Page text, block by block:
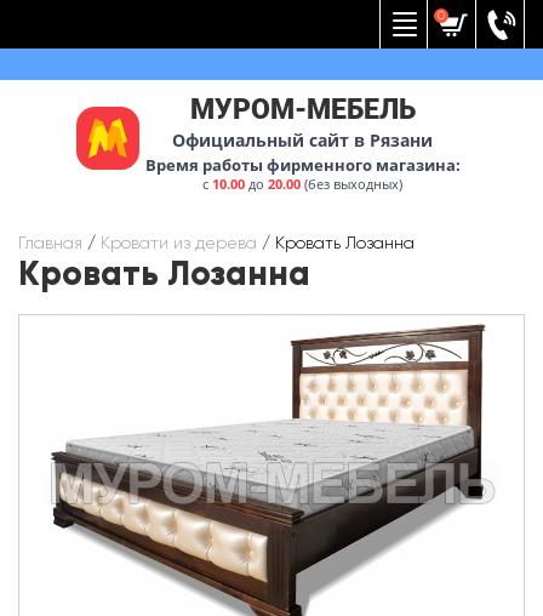
0
МУРОМ-МЕБЕЛЬ
Официальный сайт в Рязани
Время работы фирменного магазина:
с 10.00 до20.00 (без выходных)
Главная / Кровати из дерева / Кровать Лозанна
Кровать Лозанна